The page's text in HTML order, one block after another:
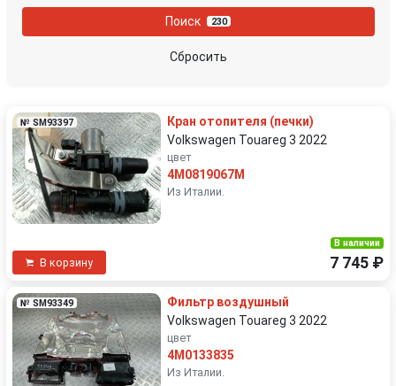
Поиск 230
Сбросить
№ SM93397
Кран отопителя (печки)
Volkswagen Touareg 3 2022
цвет
4M0819067M
Из Италии.
В корзину
В наличии
7 745 ₽
№ SM93349
Фильтр воздушный
Volkswagen Touareg 3 2022
цвет
4M0133835
Из Италии.